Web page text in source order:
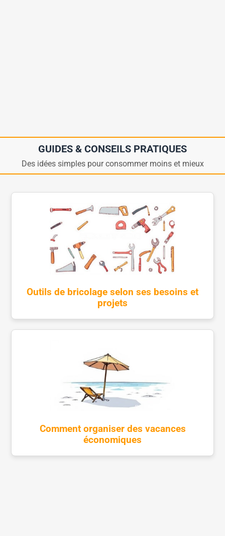
GUIDES & CONSEILS PRATIQUES
Des idées simples pour consommer moins et mieux
Outils de bricolage selon ses besoins et
projets
Comment organiser des vacances
économiques